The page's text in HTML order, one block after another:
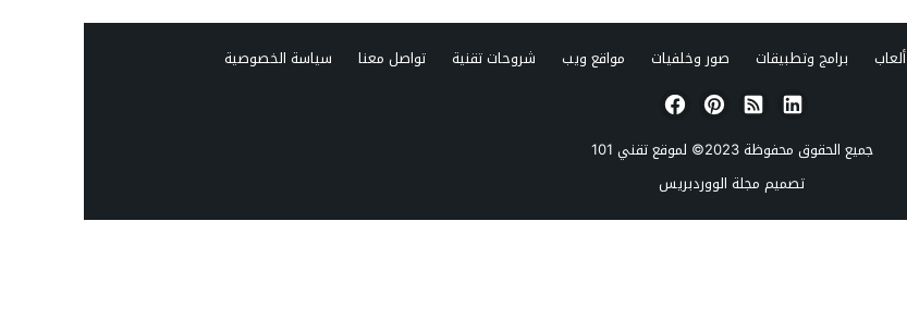
ألعاب برامج وتطبيقات صور وخلفيات مواقع ويب شروحات تقنية تواصل معنا سياسة الخصوصية
جميع الحقوق محفوظة 2023© لموقع
تقني 101
تصميم مجلة الووردبريس